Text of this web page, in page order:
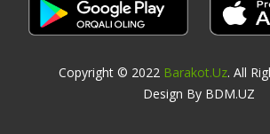
Copyright © 2022 Barakot.uz. All
Design By BDM.UZ